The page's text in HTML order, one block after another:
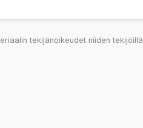
tekijänoikeudet niiden tekijöillä